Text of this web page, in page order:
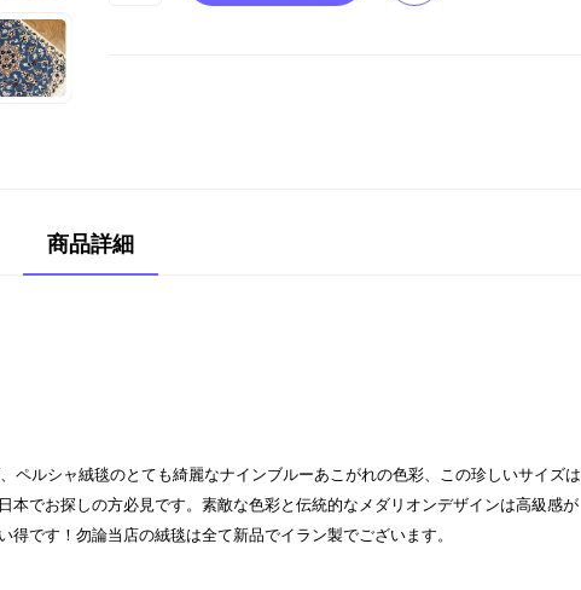
商品詳細
ペルシャ絨毯のとても綺麗なナインブルーあこがれの色彩、この珍しいサイズは
でお探しの方必見です。素敵な色彩と伝統的なメダリオンデザインは高級感が
です！勿論当店の絨毯は全て新品でイラン製でございます。